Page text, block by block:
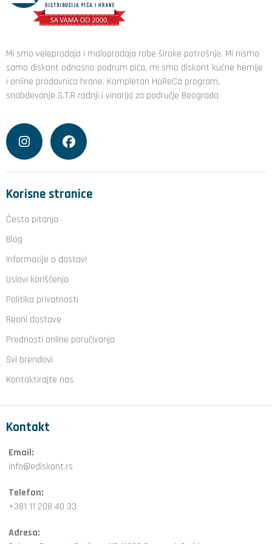
Mi smo veleprodaja i maloprodaja robe široke potrošnje. Mi nismo
samo diskont odnosno podrum pića, mi smo diskont kućne hemije
i online prodavnica hrane. Kompletan HoReCa program,
snabdevanje S.T.R radnji i vinarija za područje Beograda
Korisne stranice
Česta pitanja
Blog
Informacije o dostavi
Uslovi korišćenja
Politika privatnosti
Reoni dostave
Prednosti online poručivanja
Svi brendovi
Kontaktirajte nas
Kontakt
Email:
info@ediskont.rs
Telefon:
+381 11 208 40 33
Adresa: